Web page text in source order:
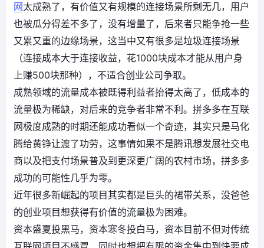
网太成熟了，有价值又有规模的连接场景所剩无几，用户
也被瓜分得差不多了，没有增量了，后来者只能争抢一些
又累又重的边缘场景，这当中又有很多是垃圾连接场景
（连接成本大于连接收益，花1000块成本才能从用户身
上赚500块那种），不适合创业公司争取。
成熟领域的流量成本被既得利益者抬得太高了，低成本的
流量极为稀缺，对后来的竞争者非常不利。拼多多在互联
网极度成熟的时期还能成功看似一个奇迹，其实只是马化
腾给黄铮让渡了功劳，这事情如果不是腾讯想发展社交电
商以及把支付场景普及到更深更广阔的农村市场，拼多多
成功的可能性几乎为零。
近年很多新崛起的项目其实都是巨头的裙带关系，没爸爸
的创业项目想获得有价值的流量极为困难。
资本盛夏投黑马，资本寒冬投白马，资本目前不但对传统